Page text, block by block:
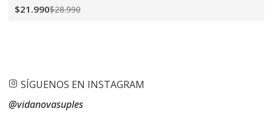
$21.990$28.990
SÍGUENOS EN INSTAGRAM
@vidanovasuples